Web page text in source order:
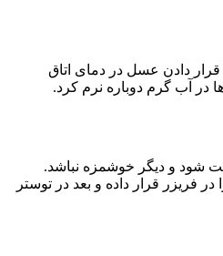
دادن عسل در دمای اتاق
در آب گرم دوباره نرم کرد.
شود و دیگر خوشمزه نباشد.
فریزر قرار داده و بعد در توستر